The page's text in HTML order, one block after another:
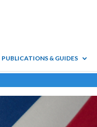
PUBLICATIONS & GUIDES